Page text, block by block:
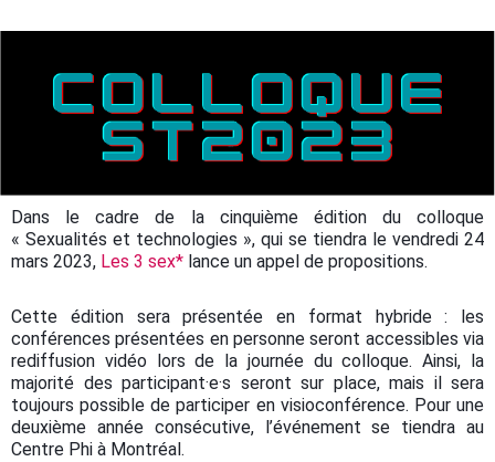
Dans le cadre de la cinquième édition du colloque
« Sexualités et technologies », qui se tiendra le vendredi 24
mars 2023, Les 3 sex* lance un appel de propositions.
Cette édition sera présentée en format hybride : les
conférences présentées en personne seront accessibles via
rediffusion vidéo lors de la journée du colloque. Ainsi, la
majorité des participant·e·s seront sur place, mais il sera
toujours possible de participer en visioconférence. Pour une
deuxième année consécutive, l’événement se tiendra au
Centre Phi à Montréal.